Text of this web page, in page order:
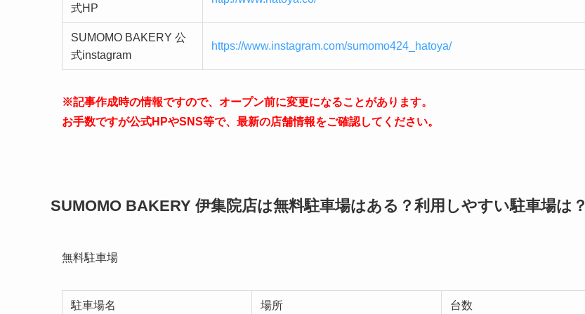
式HP
SUMOMO BAKERY 公
式instagram
https://www.instagram.com/sumomo424_hatoya/
※記事作成時の情報ですので、オープン前に変更になることがあります。
お手数ですが公式HPやSNS等で、最新の店舗情報をご確認してください。
SUMOMO BAKERY 伊集院店は無料駐車場はある？利用しやすい駐車場は？
無料駐車場
駐車場名 場所 台数